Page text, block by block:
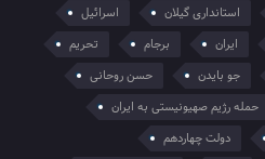
استانداری گیلان
اسرائیل
ایران برجام
تحریم
جو بایدن
حسن روحانی
حمله رژیم صهیونیستی به ایران
دولت چهاردهم